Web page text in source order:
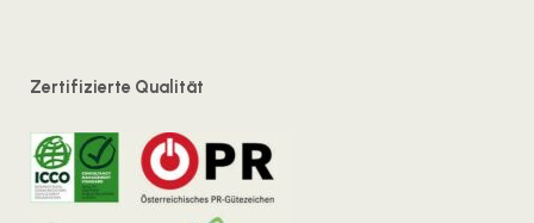
Zertifizierte Qualität